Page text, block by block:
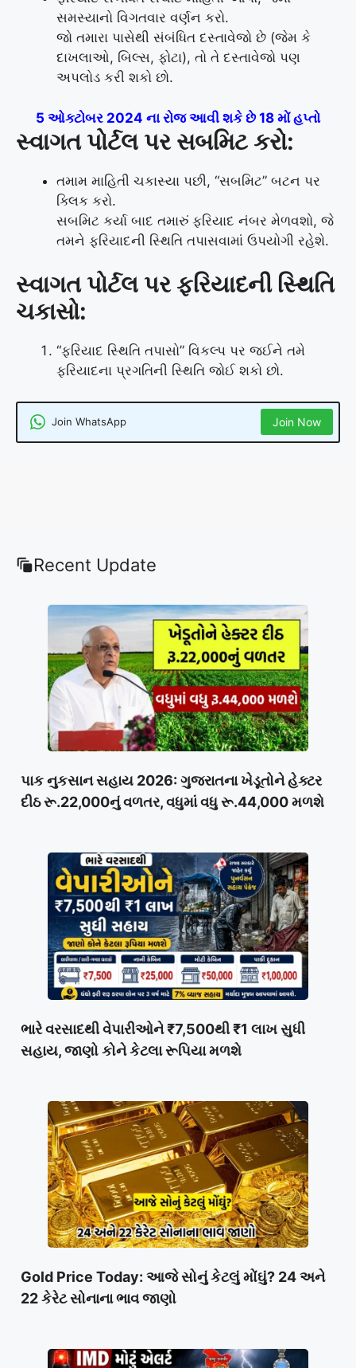
સમસ્યાનો વિગતવાર વર્ણન કરો.
જો તમારા પાસેથી સંબંધિત દસ્તાવેજો છે (જેમ કે
દાખલાઓ, બિલ્સ, ફોટા), તો તે દસ્તાવેજો પણ
અપલોડ કરી શકો છો.
5 ઓક્ટોબર 2024 ના રોજ આવી શકે છે 18 મોં હપ્તો
સ્વાગત પોર્ટલ પર સબમિટ કરો:
તમામ માહિતી ચકાસ્યા પછી, “સબમિટ” બટન પર
ક્લિક કરો.
સબમિટ કર્યા બાદ તમારું ફરિયાદ નંબર મેળવશો, જે
તમને ફરિયાદની સ્થિતિ તપાસવામાં ઉપયોગી રહેશે.
સ્વાગત પોર્ટલ પર ફરિયાદની સ્થિતિ
ચકાસો:
“ફરિયાદ સ્થિતિ તપાસો” વિકલ્પ પર જઈને તમે
ફરિયાદના પ્રગતિની સ્થિતિ જોઈ શકો છો.
Join WhatsApp Join Now
Recent Update
પાક નુકસાન સહાય 2026: ગુજરાતના ખેડૂતોને હેક્ટર
દીઠ રૂ.22,000નું વળતર, વધુમાં વધુ રૂ.44,000 મળશે
ભારે વરસાદથી વેપારીઓને ₹7,500થી ₹1 લાખ સુધી
સહાય, જાણો કોને કેટલા રૂપિયા મળશે
Gold Price Today: આજે સોનું કેટલું મોંઘું? 24 અને
22 કેરેટ સોનાના ભાવ જાણો